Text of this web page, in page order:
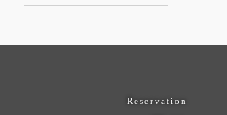
Reservation